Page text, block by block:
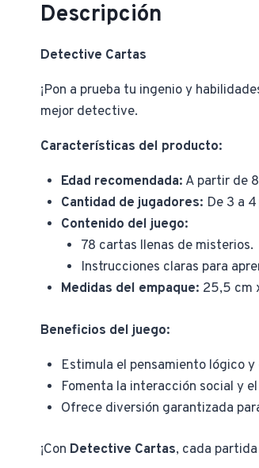
Descripción
Detective Cartas
¡Pon a prueba tu ingenio y
mejor detective.
Características del producto:
Edad recomendada: A partir de
Cantidad de jugadores: De 3 a
Contenido del juego:
78 cartas llenas de misterios.
Instrucciones claras para
Medidas del empaque: 25,5 cm
Beneficios del juego:
Estimula el pensamiento lógico
Fomenta la interacción social y
Ofrece diversión garantizada
¡Con Detective Cartas, cada